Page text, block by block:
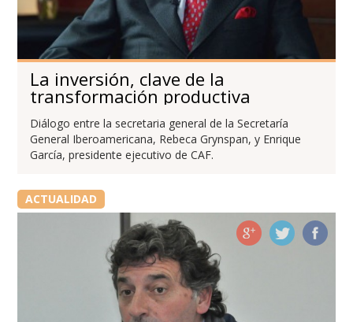
La inversión, clave de la
transformación productiva
Diálogo entre la secretaria general de la Secretaría
General Iberoamericana, Rebeca Grynspan, y Enrique
García, presidente ejecutivo de CAF.
ACTUALIDAD